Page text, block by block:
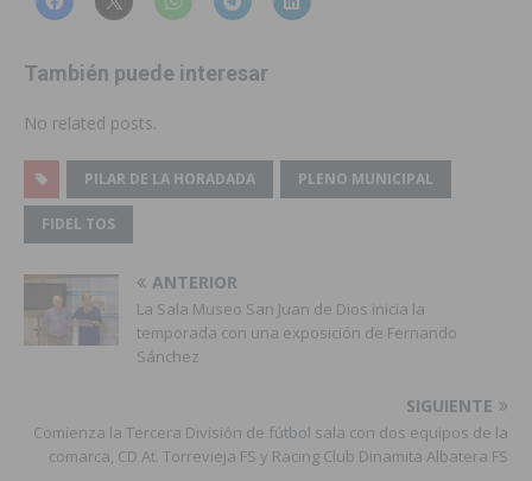
También puede interesar
No related posts.
PILAR DE LA HORADADA PLENO MUNICIPAL
FIDEL TOS
ANTERIOR
La Sala Museo San Juan de Dios inicia la
temporada con una exposición de Fernando
Sánchez
SIGUIENTE
Comienza la Tercera División de fútbol sala con dos equipos de la
comarca, CD At. Torrevieja FS y Racing Club Dinamita Albatera FS